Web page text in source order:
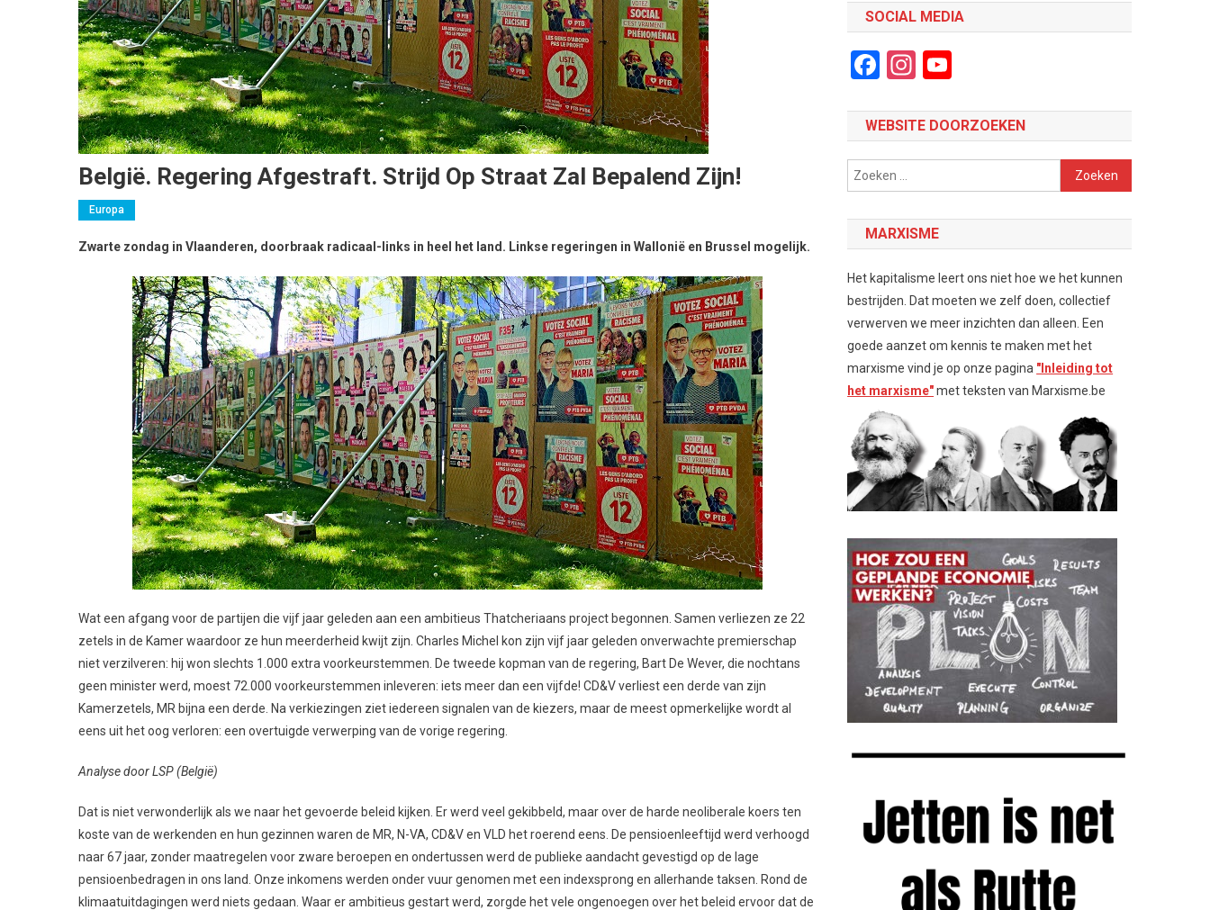
België. Regering Afgestraft. Strijd Op Straat Zal Bepalend Zijn!
Europa
Zwarte zondag in Vlaanderen, doorbraak radicaal-links in heel het land. Linkse regeringen in Wallonië en Brussel mogelijk.
Wat een afgang voor de partijen die vijf jaar geleden aan een ambitieus Thatcheriaans project begonnen. Samen verliezen ze 22
zetels in de Kamer waardoor ze hun meerderheid kwijt zijn. Charles Michel kon zijn vijf jaar geleden onverwachte premierschap
niet verzilveren: hij won slechts 1.000 extra voorkeurstemmen. De tweede kopman van de regering, Bart De Wever, die nochtans
geen minister werd, moest 72.000 voorkeurstemmen inleveren: iets meer dan een vijfde! CD&V verliest een derde van zijn
Kamerzetels, MR bijna een derde. Na verkiezingen ziet iedereen signalen van de kiezers, maar de meest opmerkelijke wordt al
eens uit het oog verloren: een overtuigde verwerping van de vorige regering.
Analyse door LSP (België)
Dat is niet verwonderlijk als we naar het gevoerde beleid kijken. Er werd veel gekibbeld, maar over de harde neoliberale koers ten
koste van de werkenden en hun gezinnen waren de MR, N-VA, CD&V en VLD het roerend eens. De pensioenleeftijd werd verhoogd
naar 67 jaar, zonder maatregelen voor zware beroepen en ondertussen werd de publieke aandacht gevestigd op de lage
pensioenbedragen in ons land. Onze inkomens werden onder vuur genomen met een indexsprong en allerhande taksen. Rond de
klimaatuitdagingen werd niets gedaan. Waar er ambitieus gestart werd, zorgde het vele ongenoegen over het beleid ervoor dat de
SOCIAL MEDIA
Facebook
Instagram
WEBSITE DOORZOEKEN
Zoeken
naar:
MARXISME
Het kapitalisme leert ons niet hoe we het kunnen
bestrijden. Dat moeten we zelf doen, collectief
verwerven we meer inzichten dan alleen. Een
goede aanzet om kennis te maken met het
marxisme vind je op onze pagina "Inleiding tot
het marxisme"met teksten van Marxisme.be